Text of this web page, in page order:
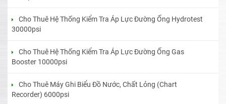
Cho Thuê Hệ Thống Kiểm Tra Áp Lực Đường Ống Hydrotest
30000psi
Cho Thuê Hệ Thống Kiểm Tra Áp Lực Đường Ống Gas
Booster 10000psi
Cho Thuê Máy Ghi Biểu Đồ Nước, Chất Lỏng (Chart
Recorder) 6000psi